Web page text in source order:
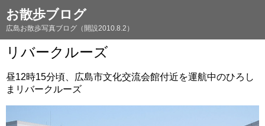
お散歩ブログ
広島お散歩写真ブログ（開設2010.8.2）
リバークルーズ
昼12時15分頃、広島市文化交流会館付近を運航中のひろし
まリバークルーズ